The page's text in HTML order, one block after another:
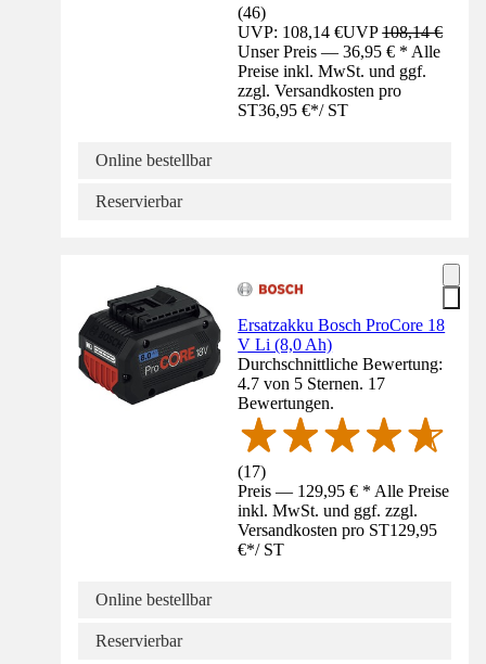
(46)
UVP: 108,14 €UVP108,14 €
Unser Preis — 36,95 € * Alle
Preise inkl. MwSt. und ggf.
zzgl. Versandkosten pro
ST36,95 €*/ ST
Online bestellbar
Reservierbar
Ersatzakku Bosch ProCore 18
V Li (8,0 Ah)
Durchschnittliche Bewertung:
4.7 von 5 Sternen. 17
Bewertungen.
(17)
Preis — 129,95 € * Alle Preise
inkl. MwSt. und ggf. zzgl.
Versandkosten pro ST129,95
€*/ ST
Online bestellbar
Reservierbar